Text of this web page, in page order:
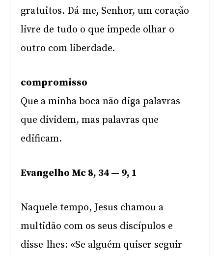
gratuitos. Dá-me, Senhor, um coração
livre de tudo o que impede olhar o
outro com liberdade.
compromisso
Que a minha boca não diga palavras
que dividem, mas palavras que
edificam.
Evangelho Mc 8, 34 — 9, 1
Naquele tempo, Jesus chamou a
multidão com os seus discípulos e
disse-lhes: «Se alguém quiser seguir-